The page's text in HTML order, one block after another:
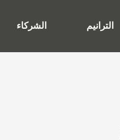
الترانيم الشركاء